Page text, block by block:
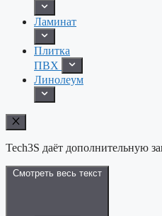
Ламинат
Плитка
ПВХ
Линолеум
Tech3S даёт дополнительную
Смотреть весь текст